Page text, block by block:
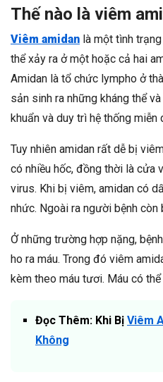
Thế nào là viêm
Viêm amidan là một tình
thể xảy ra ở một hoặc cả hai
Amidan là tổ chức lympho ở
sản sinh ra những kháng thể
khuẩn và duy trì hệ thống miễn
Tuy nhiên amidan rất dễ bị
có nhiều hốc, đồng thời là cửa
virus. Khi bị viêm, amidan có
nhức. Ngoài ra người bệnh
Ở những trường hợp nặng,
ho ra máu. Trong đó viêm
kèm theo máu tươi. Máu có
Đọc Thêm: Khi Bị Viêm
Không